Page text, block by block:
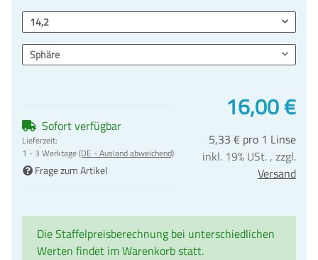
14,2
Sphäre
16,00 €
5,33 € pro 1 Linse
inkl. 19% USt. , zzgl.
Versand
Sofort verfügbar
Lieferzeit:
1 - 3 Werktage(DE - Ausland abweichend)
Frage zum Artikel
Die Staffelpreisberechnung bei unterschiedlichen
Werten findet im Warenkorb statt.